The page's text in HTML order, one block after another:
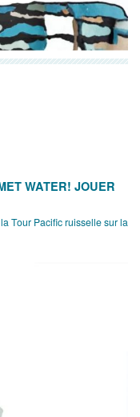
WATER! JOUER
Tour Pacific ruisselle sur la